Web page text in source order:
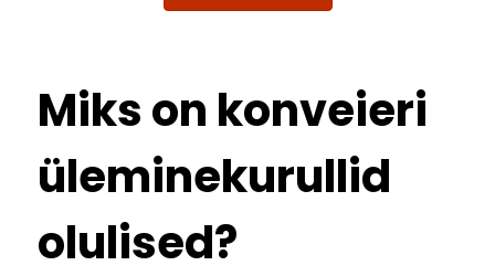
Miks on konveieri
üleminekurullid
olulised?